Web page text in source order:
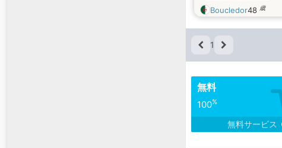
Boucledor48 歳
1
無料
100%
無料サービス